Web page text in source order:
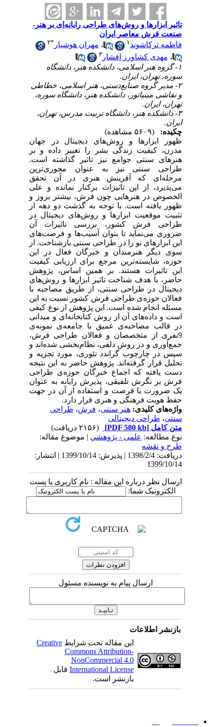
تاثیر ابزارها و روش‌های طراحی رایانه‌ای بر هنر-
صنعت فرش معاصر ایران
فاطمه ترکاشوند۱ ،مهران هوشیار* ۲
،مهدی کشاورز افشار۳
۱- گروه هنر اسلامی، دانشکده هنر، دانشگاه
سوره، تهران، ایران.
۲- مدیر گروه صنایع‌دستی، هنر اسلامی، خطاطی
و نقاشی مینیاتور، دانشکده هنر، دانشگاه سوره،
تهران، ایران.
۳- دانشکده هنر، دانشگاه تربیت مدرس، تهران،
ایران.
چکیده:
ظهور ابزارها و روش‌های دیجیتال در جهان
مدرن، کیفیت زندگی بشر را تغییر داده و بر
هنرهای سنتی جوامع نیز تاثیر گذاشته است.
طراحی سنتی نیز به عنوان محوری‌ترین
مرحله‌ای که آفرینش هنری در آن تحقق
می‌پذیرد، از این تاثیرات برکنار نمانده و علی
الخصوص در هنرهایی چون فرش، بیشتر بروز و
ظهور یافته است. با توجه به گذشت دو دهه از
تثبیت موقعیت ابزارها و روش‌های دیجیتال در
طراحی فرش کشور، بررسی تاثیرات آن
ضروری می‌نماید تا بتوان آسیب‌ها و فرصت‌های
این ابزارهای نو را در طراحی سنتی بازشناخت. از
سوی دیگر هنرمندان و خبرگان فعال در این
حوزه، شایسته‌ترین مرجع برای ارزیابی کیفیت
این تاثیرات هستند. بر همین اساس، پژوهش
حاضر، با هدف شناخت تاثیر ابزارها و روش‌های
دیجیتال در طراحی سنتی، از طریق مصاحبه با
فعالان حوزه‌ی طراحی فرش کشور نسبت به این
مسئله انجام شده است. این پژوهش از نوع کیفی
است و داده‌های آن از روش کتابخانه‌ای و میدانی
در قالب مصاحبه‌ی عمیق با جامعه‌ی نمونه‌ی
9نفری از متخصصان و فعالان طراحی فرش،
جمع‌آوری و در روش دلفی، نظام‌بخشی شده‌اند و
سپس در چارچوب گراندد تئوری، مورد تجزیه و
تحلیل قرار گرفته‌اند. پژوهش حاضر به این نتیجه
دست یافته که اجماع خبرگان حوزه‌ی طراحی
فرش بر نگرش تلفیقی، پذیرش رایانه به عنوان
یک ضرورت یا فرصت و استفاده از آن در جهت
حفظ هویت فرهنگی و هنری قرار دارد.
واژه‌های کلیدی:هنر سنتی،فرش،طراحی
سنتی،طراحی دیجیتالی
متن کامل[PDF 580 kb]
نوع مطالعه:علمی - پژوهشي| موضوع مقاله:
طرح و نقشه
دریافت: 1398/2/4 | پذیرش: 1399/10/14 | انتشار:
1399/10/14
ارسال نظر درباره این مقاله : نام کاربری یا پست
الکترونیک شما:
ارسال پیام به نویسنده مسئول
بازنشر اطلاعات
این مقاله تحت شرایطCreative
Commons Attribution-
NonCommercial 4.0
International Licenseقابل
بازنشر است.
دانشگاه بیرجند